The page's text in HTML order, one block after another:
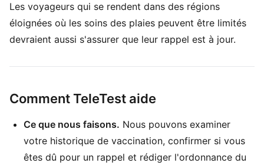
Les voyageurs qui se rendent dans des régions
éloignées où les soins des plaies peuvent être limités
devraient aussi s'assurer que leur rappel est à jour.
Comment TeleTest aide
Ce que nous faisons. Nous pouvons examiner
votre historique de vaccination, confirmer si vous
êtes dû pour un rappel et rédiger l'ordonnance du